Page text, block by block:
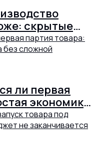
скрытые
бизнеса
ли первая
экономика
финмодели